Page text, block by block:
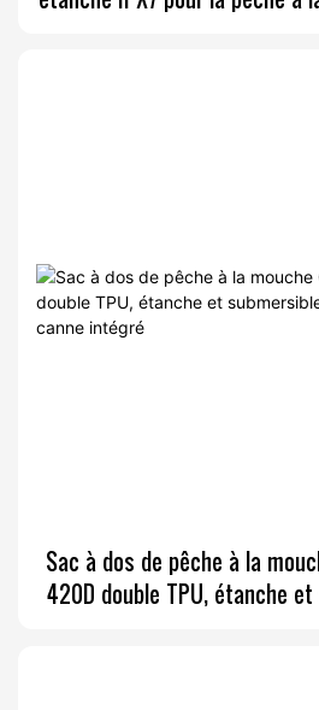
Sac à dos de pêche à la
420D double TPU, étanche